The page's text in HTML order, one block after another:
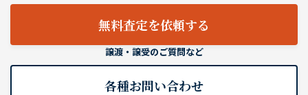
無料査定を依頼する
譲渡・譲受のご質問など
各種お問い合わせ